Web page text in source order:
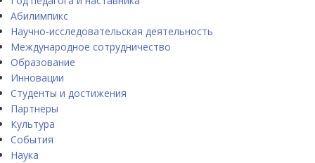
Абилимпикс
Научно-исследовательская деятельность
Международное сотрудничество
Образование
Инновации
Студенты и достижения
Партнеры
Культура
События
Наука